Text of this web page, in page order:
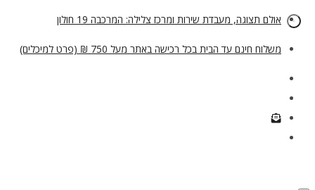
אולם תצוגה, מעבדת שירות ומרכז צלילה: המרכבה 19 חולון
משלוח חינם עד הבית בכל רכישה באתר מעל 750 ₪ (פרט למיכלים)